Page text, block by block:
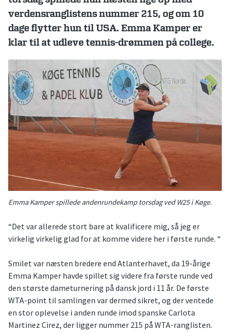
verdensranglistens nummer 215, og om 10
dage flytter hun til USA. Emma Kamper er
klar til at udleve tennis-drømmen på college.
Emma Kamper spillede andenrundekamp torsdag ved W25 i Køge.
“Det var allerede stort bare at kvalificere mig, så jeg er
virkelig virkelig glad for at komme videre her i første runde. “
Smilet var næsten bredere end Atlanterhavet, da 19-årige
Emma Kamper havde spillet sig videre fra første runde ved
den største dameturnering på dansk jord i 11 år. De første
WTA-point til samlingen var dermed sikret, og der ventede
en stor oplevelse i anden runde imod spanske Carlota
Martinez Cirez, der ligger nummer 215 på WTA-ranglisten.